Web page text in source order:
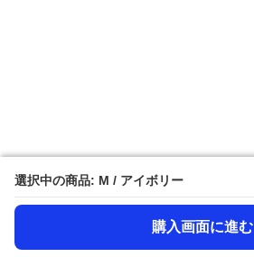
選択中の商品: M / アイボリー
購入画面に進む
選択中の商品: M / アイボリー
購入画面に進む